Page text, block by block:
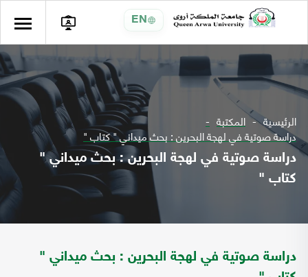
EN
الرئيسية المكتبة
دراسة صوتية في لهجة البحرين : بحث ميداني " كتاب "
دراسة صوتية في لهجة البحرين : بحث ميداني "
كتاب "
دراسة صوتية في لهجة البحرين : بحث ميداني "